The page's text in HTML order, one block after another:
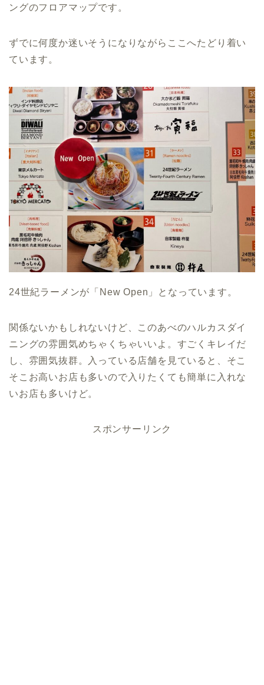
ングのフロアマップです。
ずでに何度か迷いそうになりながらここへたどり着い
ています。
24世紀ラーメンが「New Open」となっています。
関係ないかもしれないけど、このあべのハルカスダイ
ニングの雰囲気めちゃくちゃいいよ。すごくキレイだ
し、雰囲気抜群。入っている店舗を見ていると、そこ
そこお高いお店も多いので入りたくても簡単に入れな
いお店も多いけど。
スポンサーリンク